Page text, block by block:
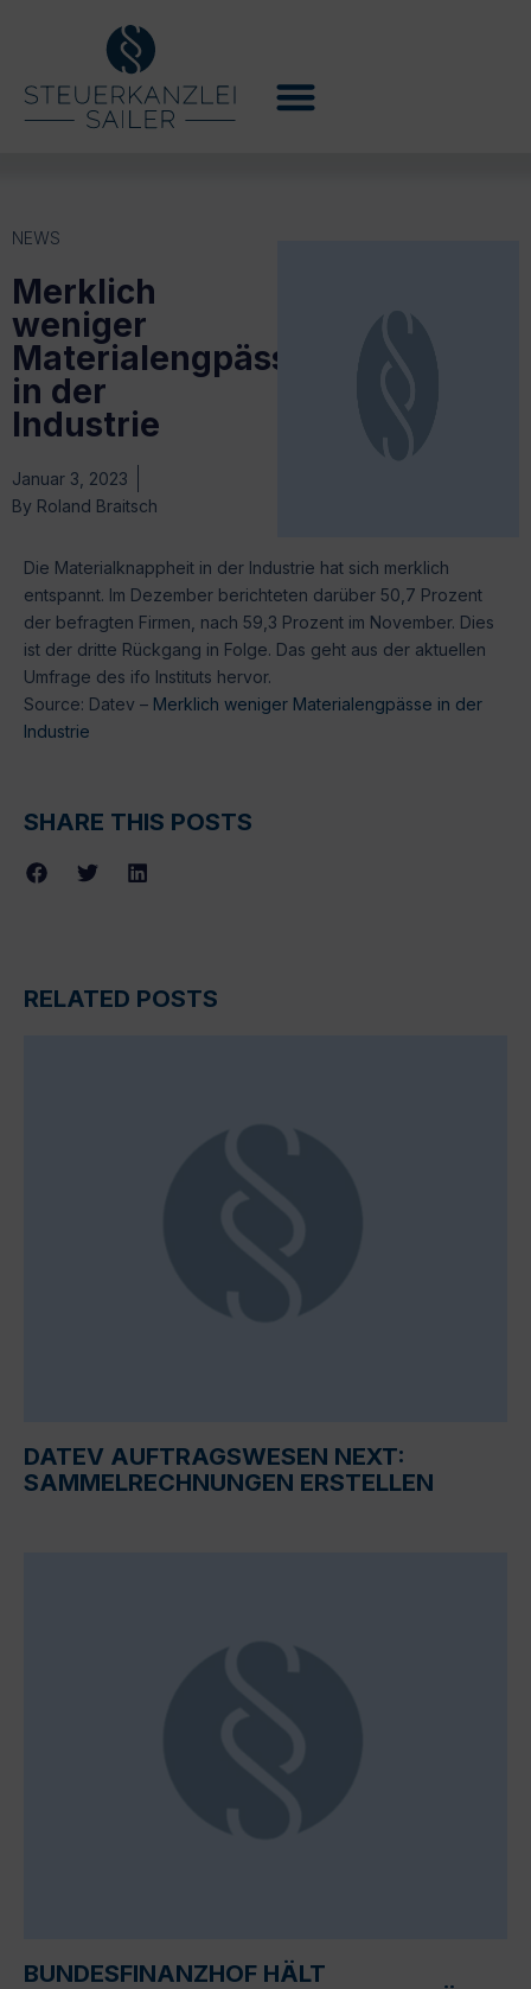
NEWS
Merklich
weniger
Materialengpässe
in der
Industrie
Januar 3, 2023
By Roland Braitsch
Die Materialknappheit in der Industrie hat sich merklich
entspannt. Im Dezember berichteten darüber 50,7 Prozent
der befragten Firmen, nach 59,3 Prozent im November. Dies
ist der dritte Rückgang in Folge. Das geht aus der aktuellen
Umfrage des ifo Instituts hervor.
Source: Datev – Merklich weniger Materialengpässe in der
Industrie
SHARE THIS POSTS
RELATED POSTS
DATEV AUFTRAGSWESEN NEXT:
SAMMELRECHNUNGEN ERSTELLEN
BUNDESFINANZHOF HÄLT